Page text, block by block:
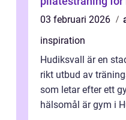
03 februari 2026
inspiration
Hudiksvall är en
rikt utbud av
som letar efter ett
hälsomål är gym i